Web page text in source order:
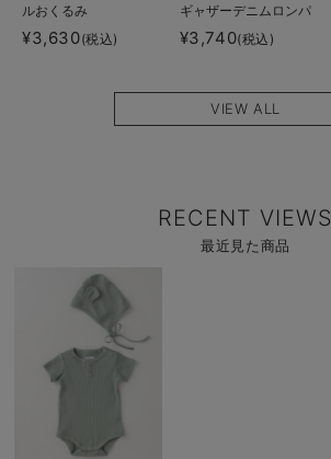
ルおくるみ
¥3,630(税込)
ギャザーデニムロンパ
ース
¥3,740(税込)
VIEW ALL
RECENT VIEWS
最近見た商品